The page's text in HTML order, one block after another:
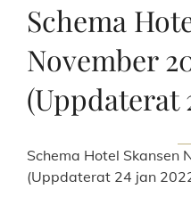
Schema
November
(Uppdaterat
Schema Hotel Skansen
(Uppdaterat 24 jan